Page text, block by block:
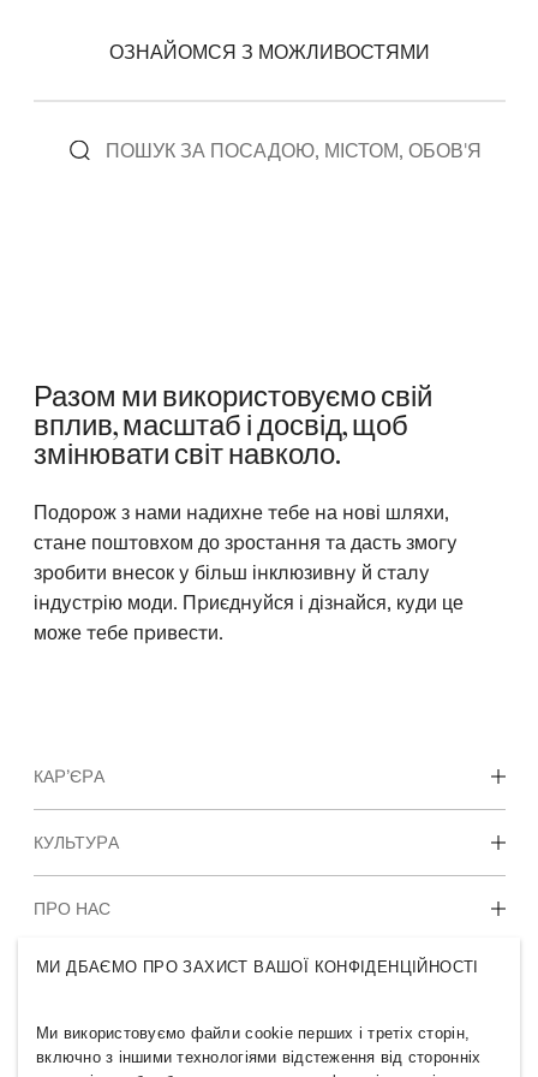
ОЗНАЙОМСЯ З МОЖЛИВОСТЯМИ
Разом ми використовуємо свій
вплив, масштаб і досвід, щоб
змінювати світ навколо.
Подорож з нами надихне тебе на нові шляхи,
стане поштовхом до зростання та дасть змогу
зробити внесок у більш інклюзивну й сталу
індустрію моди. Приєднуйся і дізнайся, куди це
може тебе привести.
КАР’ЄРА
Досліди наші сфери діяльності
КУЛЬТУРА
Наша культура & Переваги
ПРО НАС
Хто ми
Інклюзивність & Різноманіття
ГРУПА H&M
Знайомство з H&M Group
МИ ДБАЄМО ПРО ЗАХИСТ ВАШОЇ КОНФІДЕНЦІЙНОСТІ
Ми використовуємо файли cookie перших і третіх сторін,
включно з іншими технологіями відстеження від сторонніх